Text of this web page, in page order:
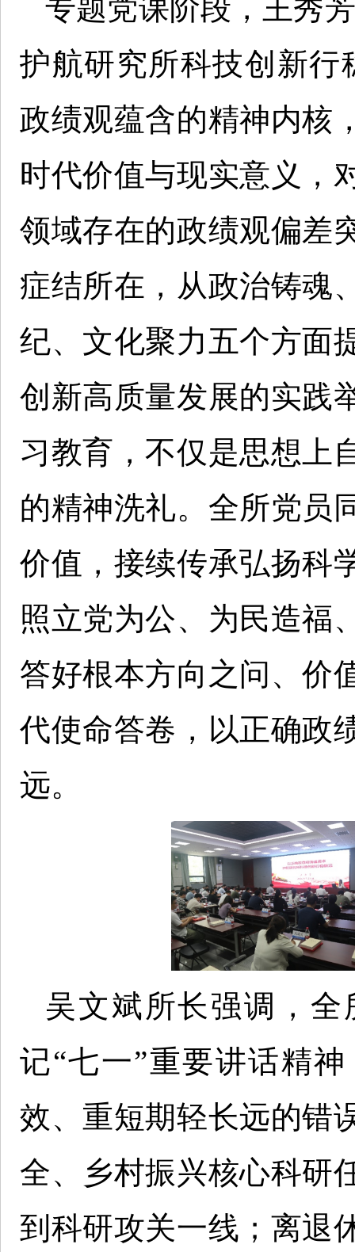
专题党课阶段，王秀
护航研究所科技创新行
政绩观蕴含的精神内核
时代价值与现实意义，
领域存在的政绩观偏差
症结所在，从政治铸魂
纪、文化聚力五个方面
创新高质量发展的实践
习教育，不仅是思想上
的精神洗礼。全所党员
价值，接续传承弘扬科
照立党为公、为民造福
答好根本方向之问、价
代使命答卷，以正确政
远。
吴文斌所长强调，
记“七一”重要讲话精
效、重短期轻长远的错
全、乡村振兴核心科研
到科研攻关一线；离退